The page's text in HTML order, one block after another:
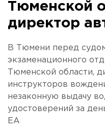
Тюменской
директор
В Тюмени перед
экзаменационного
Тюменской области,
инструкторов
незаконную выдачу
удостоверений за
ЕА